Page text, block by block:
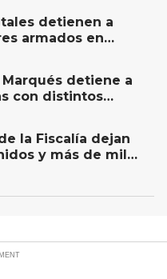
detienen a
armados en
Marqués detiene a
con distintos
la Fiscalía dejan
y más de mil
en Querétaro